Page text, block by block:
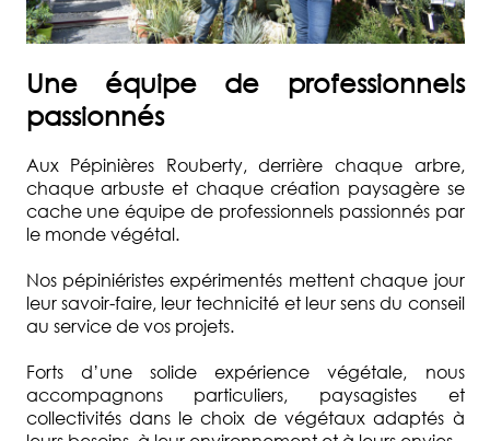
ACCÈS
Une équipe de professionnels
passionnés
Aux Pépinières Rouberty, derrière chaque arbre,
chaque arbuste et chaque création paysagère se
cache une équipe de professionnels passionnés par
le monde végétal.
Nos pépiniéristes expérimentés mettent chaque jour
leur savoir-faire, leur technicité et leur sens du conseil
au service de vos projets.
Forts d’une solide expérience végétale, nous
accompagnons particuliers, paysagistes et
collectivités dans le choix de végétaux adaptés à